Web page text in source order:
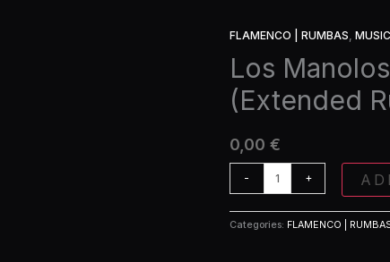
FLAMENCO | RUMBAS,
Los
(Extended
0,00 €
-
Los
Manolos
-
All
loving
(Extended
Rumbaton
Edit)
quantity
+
Categories: FLAMENCO |